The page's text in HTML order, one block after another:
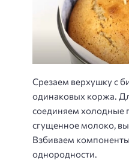
Срезаем верхушку с
одинаковых коржа.
соединяем холодные
сгущенное молоко,
Взбиваем
однородности.